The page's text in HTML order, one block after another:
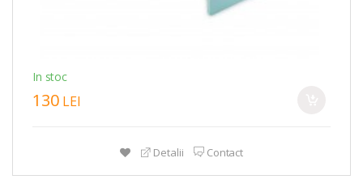
In stoc
130 LEI
Detalii Contact